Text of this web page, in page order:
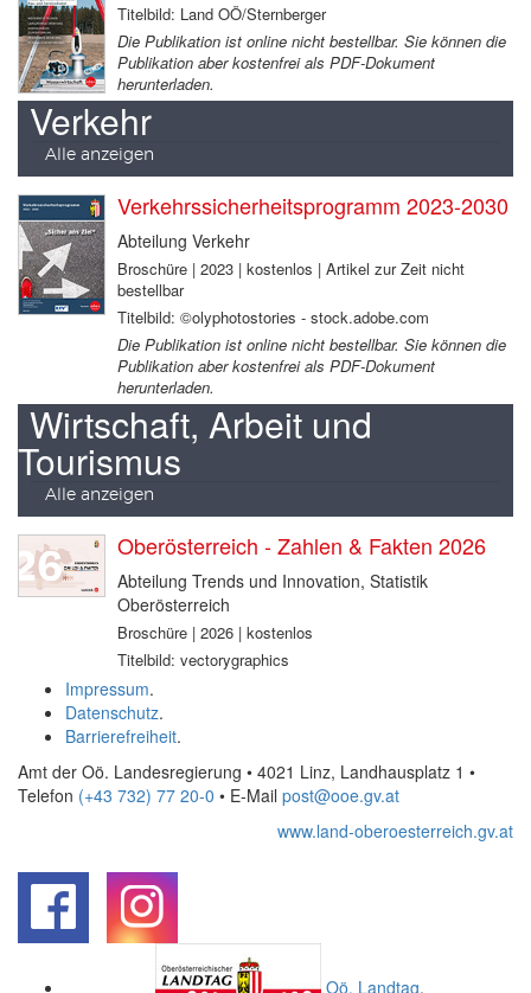
Titelbild: Land OÖ/Sternberger
Die Publikation ist online nicht bestellbar. Sie können die
Publikation aber kostenfrei als PDF-Dokument
herunterladen.
Verkehr
Alle anzeigen
Verkehrssicherheitsprogramm 2023-2030
Abteilung Verkehr
Broschüre | 2023 | kostenlos | Artikel zur Zeit nicht
bestellbar
Titelbild: ©olyphotostories - stock.adobe.com
Die Publikation ist online nicht bestellbar. Sie können die
Publikation aber kostenfrei als PDF-Dokument
herunterladen.
Wirtschaft, Arbeit und
Tourismus
Alle anzeigen
Oberösterreich - Zahlen & Fakten 2026
Abteilung Trends und Innovation, Statistik
Oberösterreich
Broschüre | 2026 | kostenlos
Titelbild: vectorygraphics
Impressum.
Datenschutz.
Barrierefreiheit.
Amt der Oö. Landesregierung • 4021 Linz, Landhausplatz 1 •
Telefon (+43 732) 77 20-0 • E-Mail post@ooe.gv.at
www.land-oberoesterreich.gv.at
Oö. Landtag.